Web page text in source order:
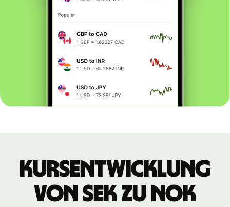
Kursentwicklung
von SEK zu NOK